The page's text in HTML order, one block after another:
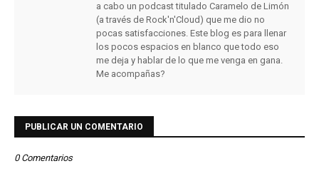
a cabo un podcast titulado Caramelo de Limón
(a través de Rock'n'Cloud) que me dio no
pocas satisfacciones. Este blog es para llenar
los pocos espacios en blanco que todo eso
me deja y hablar de lo que me venga en gana.
Me acompañas?
PUBLICAR UN COMENTARIO
0 Comentarios